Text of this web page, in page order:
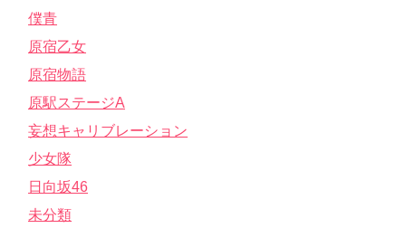
僕青
原宿乙女
原宿物語
原駅ステージA
妄想キャリブレーション
少女隊
日向坂46
未分類